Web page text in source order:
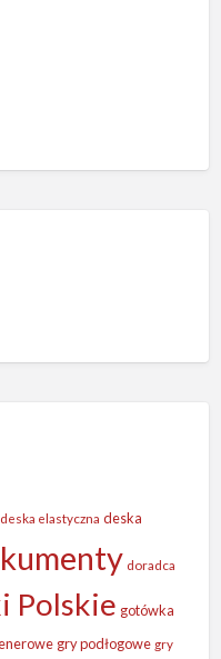
deska elastyczna deska
doradca
Polskie gotówka
gry podłogowe gry